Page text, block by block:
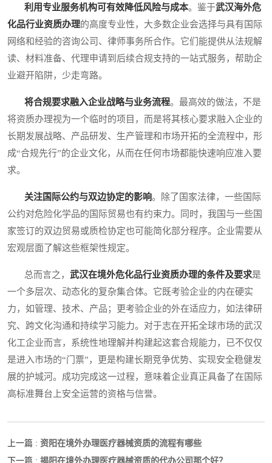
利用专业服务机构可有效降低风险与成本。鉴于武汉海外危
化品行业资质办理的高度专业性，大多数企业会选择与具有国际
网络和经验的咨询公司、律师事务所合作。它们能提供从法规解
读、材料准备、代理申请到后续合规支持的一站式服务，帮助企
业避开陷阱，少走弯路。
将合规要求融入企业战略与业务流程。最高效的做法，不是
将资质办理视为一个临时的项目，而是将其核心要求融入企业的
长期发展战略、产品研发、生产管理和市场开拓的全流程中，形
成“合规先行”的企业文化，从而在任何市场都能快速响应准入要
求。
关注国际公约与双边协定的影响。除了国家法律，一些国际
公约对危险化学品的国际贸易也有约束力。同时，我国与一些国
家签订的双边贸易或质检协定也可能简化部分程序。企业需要从
宏观层面了解这些框架性规定。
总而言之， 武汉在境外危化品行业资质办理的条件及要求是
一个多层次、动态化的复杂集合体。它既考验企业的内在硬实
力，如管理、技术、产品；更考验企业的外在适应力，如法律研
究、跨文化沟通和持续学习能力。对于志在开拓全球市场的武汉
化工企业而言，系统性地理解并构建起这套合规能力，已不仅仅
是进入市场的“门票”，更是构建长期竞争优势、实现安全稳健发
展的护城河。成功完成这一过程，意味着企业真正具备了在国际
高标准舞台上安全运营的资格与信誉。
上一篇 : 资阳在境外办理医疗器械资质的流程有哪些
下一篇 : 揭阳在境外办理医疗器械资质的代办公司那个好？